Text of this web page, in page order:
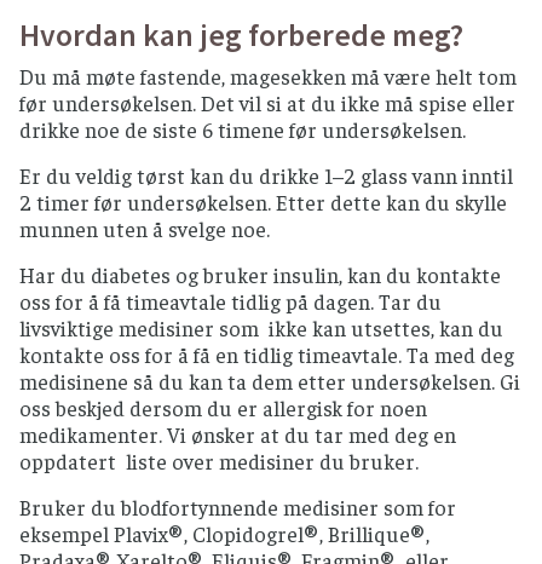
Hvordan kan jeg forberede meg?
Du må møte fastende, magesekken må være helt tom
før undersøkelsen. Det vil si at du ikke må spise eller
drikke noe de siste 6 timene før undersøkelsen.
Er du veldig tørst kan du drikke 1–2 glass vann inntil
2 timer før undersøkelsen. Etter dette kan du skylle
munnen uten å svelge noe.
Har du diabetes og bruker insulin, kan du kontakte
oss for å få timeavtale tidlig på dagen. Tar du
livsviktige medisiner som ikke kan utsettes, kan du
kontakte oss for å få en tidlig timeavtale. Ta med deg
medisinene så du kan ta dem etter undersøkelsen. Gi
oss beskjed dersom du er allergisk for noen
medikamenter. Vi ønsker at du tar med deg en
oppdatert liste over medisiner du bruker.
Bruker du blodfortynnende medisiner som for
eksempel Plavix®, Clopidogrel®, Brillique®,